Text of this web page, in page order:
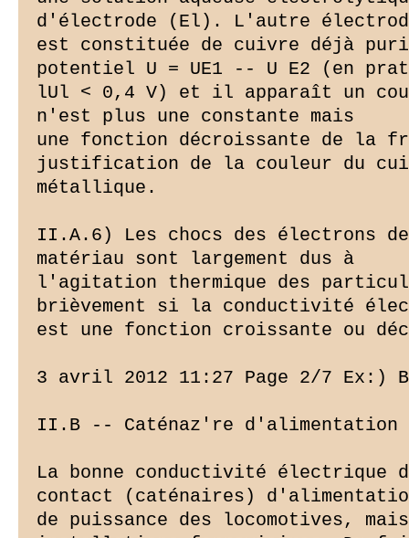
d'électrode (El). L'autre
est constituée de cuivre déjà
potentiel U = UE1 -- U E2 (en
lUl < 0,4 V) et il apparaît un